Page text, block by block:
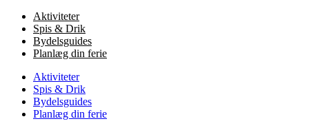
Aktiviteter
Spis & Drik
Bydelsguides
Planlæg din ferie
Aktiviteter
Spis & Drik
Bydelsguides
Planlæg din ferie